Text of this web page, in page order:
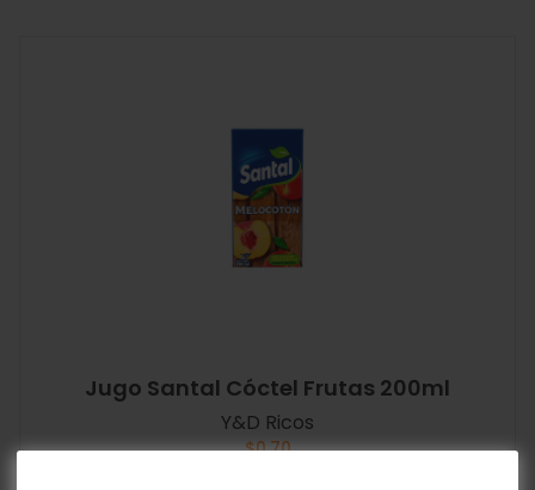
Jugo Santal Cóctel Frutas 200ml
Y&D Ricos
$0.70